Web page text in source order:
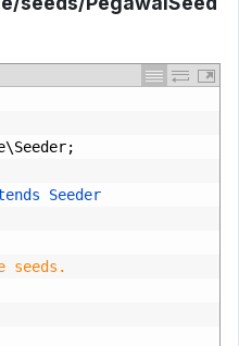
\Seeder;
Seeder